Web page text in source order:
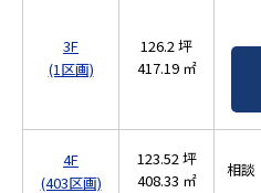
3F
(1区画)
126.2 坪
417.19 ㎡
4F
(403区画)
123.52 坪
408.33 ㎡
相談